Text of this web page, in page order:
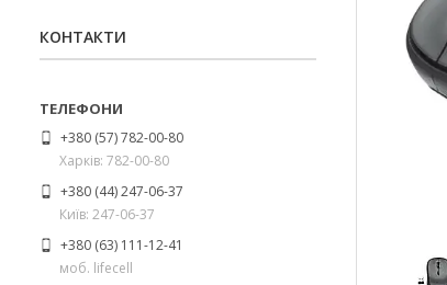
КОНТАКТИ
+380 (57) 782-00-80
Харків: 782-00-80
+380 (44) 247-06-37
Київ: 247-06-37
+380 (63) 111-12-41
моб. lifecell